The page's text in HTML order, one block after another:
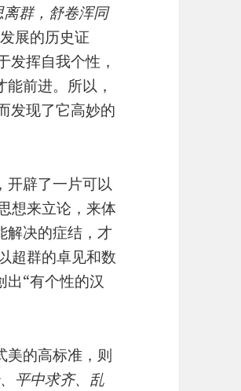
离群，舒卷浑同
展的历史证
发挥自我个性，
前进。所以，
发现了它高妙的
开辟了一片可以
想来立论，来体
解决的症结，才
超群的卓见和数
“有个性的汉
美的高标准，则
平中求齐、乱